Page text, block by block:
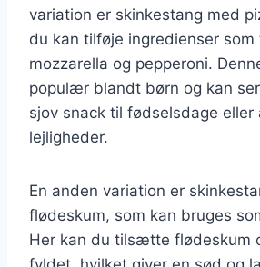
variation er skinkestang med
du kan tilføje ingredienser som
mozzarella og pepperoni.
populær blandt børn og kan
sjov snack til fødselsdage eller
lejligheder.
En anden variation er
flødeskum, som kan bruges
Her kan du tilsætte flødeskum